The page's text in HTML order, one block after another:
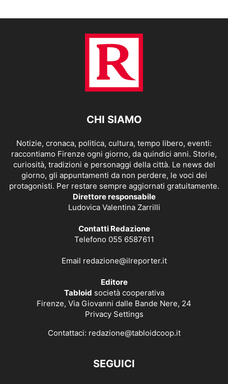
CHI SIAMO
Notizie, cronaca, politica, cultura, tempo libero, eventi:
raccontiamo Firenze ogni giorno, da quindici anni. Storie,
curiosità, tradizioni e personaggi della città. Le news del
giorno, gli appuntamenti da non perdere, le voci dei
protagonisti. Per restare sempre aggiornati gratuitamente.
Direttore responsabile
Ludovica Valentina Zarrilli
Contatti Redazione
Telefono 055 6587611
Email redazione@ilreporter.it
Editore
Tabloid società cooperativa
Firenze, Via Giovanni dalle Bande Nere, 24
Privacy Settings
Contattaci: redazione@tabloidcoop.it
SEGUICI